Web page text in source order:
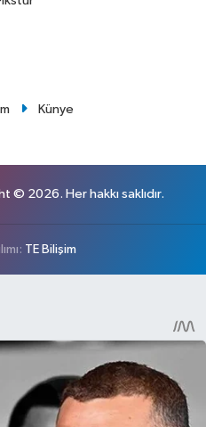
Künye
© 2026. Her hakkı saklıdır.
TE Bilişim